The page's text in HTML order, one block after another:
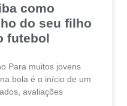
como
do seu filho
futebol
Para muitos jovens
bola é o início de um
avaliações